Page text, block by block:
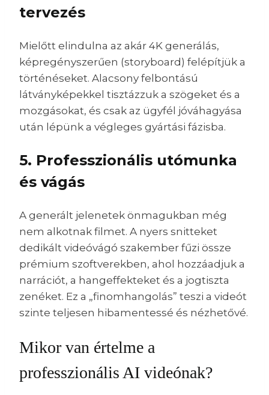
tervezés
Mielőtt elindulna az akár 4K generálás,
képregényszerűen (storyboard) felépítjük a
történéseket. Alacsony felbontású
látványképekkel tisztázzuk a szögeket és a
mozgásokat, és csak az ügyfél jóváhagyása
után lépünk a végleges gyártási fázisba.
5. Professzionális utómunka
és vágás
A generált jelenetek önmagukban még
nem alkotnak filmet. A nyers snitteket
dedikált videóvágó szakember fűzi össze
prémium szoftverekben, ahol hozzáadjuk a
narrációt, a hangeffekteket és a jogtiszta
zenéket. Ez a „finomhangolás” teszi a videót
szinte teljesen hibamentessé és nézhetővé.
Mikor van értelme a
professzionális AI videónak?